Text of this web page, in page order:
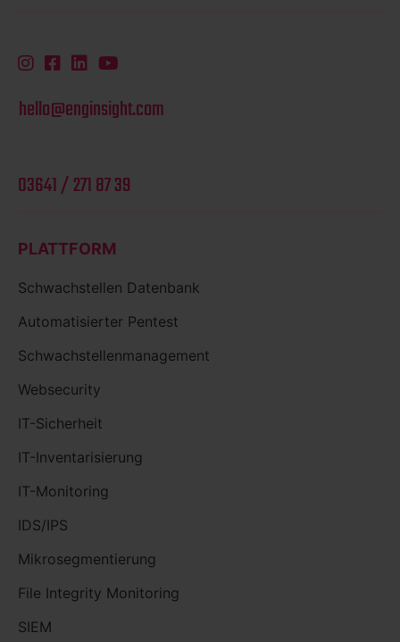
hello@enginsight.com
03641 / 271 87 39
PLATTFORM
Schwachstellen Datenbank
Automatisierter Pentest
Schwachstellenmanagement
Websecurity
IT-Sicherheit
IT-Inventarisierung
IT-Monitoring
IDS/IPS
Mikrosegmentierung
File Integrity Monitoring
SIEM